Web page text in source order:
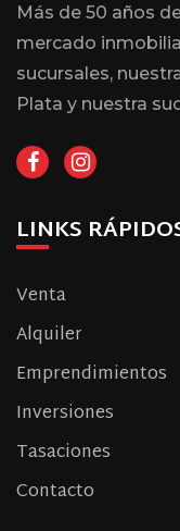
Más de 50 años
mercado
sucursales,
Plata y nuestra
LINKS
Venta
Alquiler
Emprendimientos
Inversiones
Tasaciones
Contacto